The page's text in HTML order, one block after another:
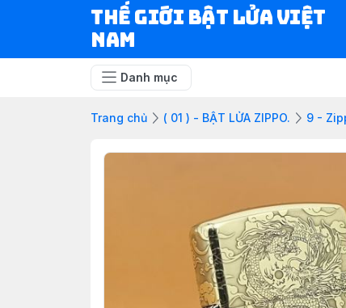
Thế Giới Bật Lửa Việt
Nam
Danh mục
Trang chủ ( 01 ) - BẬT LỬA ZIPPO. 9 -